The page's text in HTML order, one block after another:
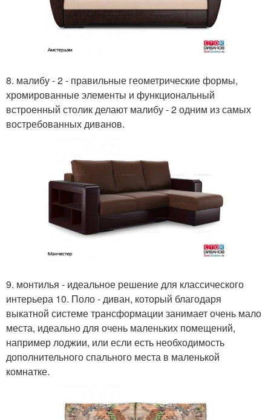
8. малибу - 2 - правильные геометрические формы,
хромированные элементы и функциональный
встроенный столик делают малибу - 2 одним из самых
востребованных диванов.
9. монтилья - идеальное решение для классического
интерьера 10. Поло - диван, который благодаря
выкатной системе трансформации занимает очень мало
места, идеально для очень маленьких помещений,
например лоджии, или если есть необходимость
дополнительного спального места в маленькой
комнатке.